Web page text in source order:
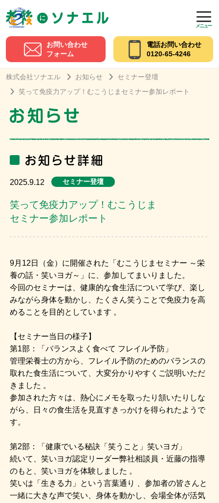
メニュー
お問い合わせ
フォーム
電話お問い合わせ
0120-65-4246
株式会社ソナエル お知らせ
セミナー登壇
笑って免疫力アップ！むこうじまセミナー参加レポート
セミナー登壇
2025.9.12
笑って免疫力アップ！むこうじま
セミナー参加レポート
9月12日（金）に開催された「むこうじまセミナー ～栄
養の話・笑いヨガ～」に、参加してまいりました。
今回のセミナーは、健康的な食生活について学び、楽し
みながら身体を動かし、たくさん笑うことで免疫力を高
めることを目的としています 。
【セミナー当日の様子】
第1部：「バランスよく食べて フレイル予防」
管理栄養士の方から、フレイル予防のためのバランスの
取れた食生活について、大変分かりやすくご説明いただ
きました 。
参加された方々は、熱心にメモを取ったり頷いたりしな
がら、日々の食生活を見直すきっかけを得られたようで
す。
第2部：「健康でいる秘訣「笑うこと」笑いヨガ」
続いて、笑いヨガ認定リーダー弊社相談員・近藤の指導
のもと、笑いヨガを体験しました 。
笑いは「生きる力」という言葉通り 、参加者の皆さんと
一緒に大きな声で笑い、身体を動かし、会場全体が活気